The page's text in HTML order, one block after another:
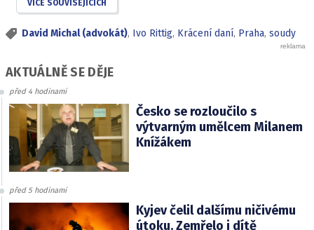
VÍCE SOUVISEJÍCÍCH
David Michal (advokát), Ivo Rittig, Krácení daní, Praha, soudy
AKTUÁLNĚ SE DĚJE
před 4 hodinami
Česko se rozloučilo s
výtvarným umělcem Milanem
Knížákem
před 5 hodinami
Kyjev čelil dalšímu ničivému
útoku. Zemřelo i dítě